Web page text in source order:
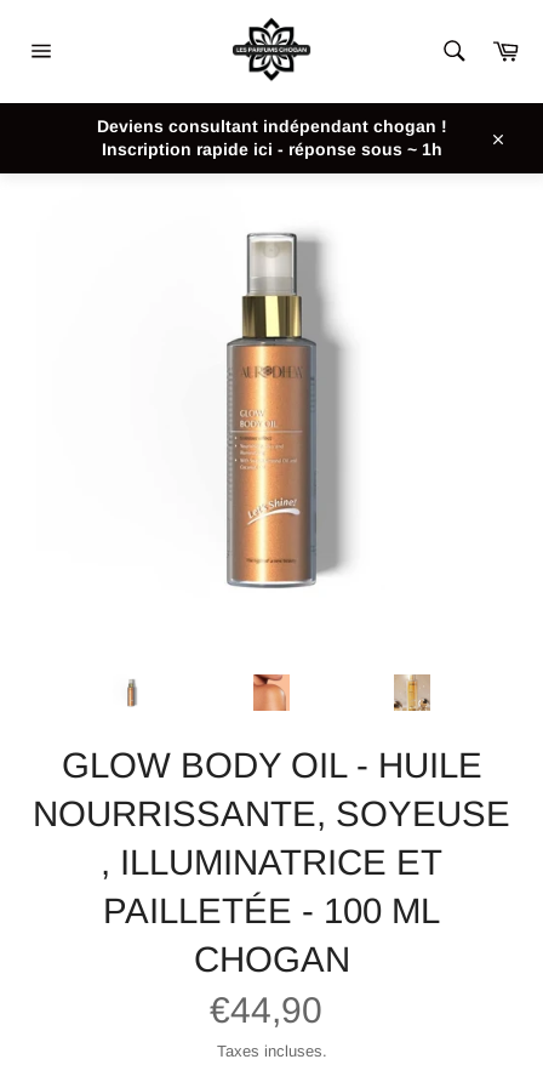
contenu
Deviens consultant indépendant chogan !
Inscription rapide ici - réponse sous ~ 1h
GLOW BODY OIL - HUILE NOURRISSANTE, SOYEUSE
, ILLUMINATRICE ET PAILLETÉE - 100 ML CHOGAN
GLOW BODY OIL - HUILE
NOURRISSANTE, SOYEUSE
, ILLUMINATRICE ET
PAILLETÉE - 100 ML
CHOGAN
Prix
régulier
€44,90
Taxes incluses.